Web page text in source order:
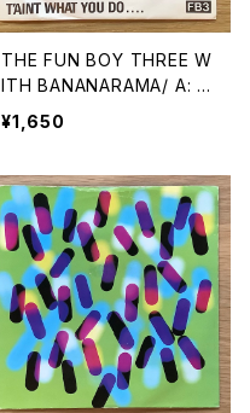
THE FUN BOY THREE W
ITH BANANARAMA/ A: T
AIN’T WHAT YOU DO /
B: THE “FUNRAMA” THE
¥1,650